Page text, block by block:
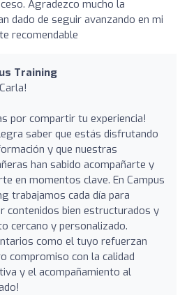
Agradezco mucho la
dado de seguir avanzando en mi
recomendable
Training
por compartir tu experiencia!
saber que estás disfrutando
y que nuestras
han sabido acompañarte y
en momentos clave. En Campus
trabajamos cada día para
contenidos bien estructurados y
cercano y personalizado.
como el tuyo refuerzan
compromiso con la calidad
y el acompañamiento al